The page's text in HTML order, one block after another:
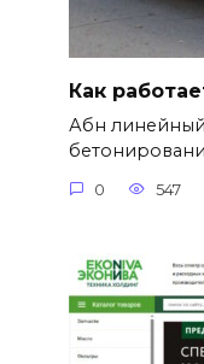
Как
Абн
0 547